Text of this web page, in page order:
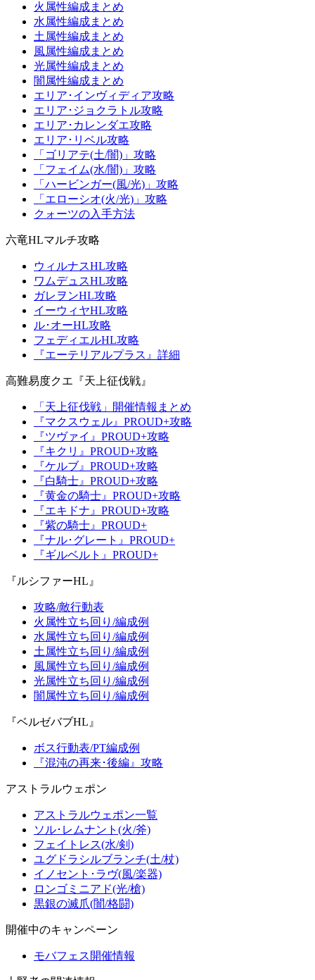
火属性編成まとめ
水属性編成まとめ
土属性編成まとめ
風属性編成まとめ
光属性編成まとめ
闇属性編成まとめ
エリア･インヴィディア攻略
エリア･ジョクラトル攻略
エリア･カレンダエ攻略
エリア･リベル攻略
「ゴリアテ(土/闇)」攻略
「フェイム(水/闇)」攻略
「ハービンガー(風/光)」攻略
「エローシオ(火/光)」攻略
クォーツの入手方法
六竜HLマルチ攻略
ウィルナスHL攻略
ワムデュスHL攻略
ガレヲンHL攻略
イーウィヤHL攻略
ル･オーHL攻略
フェディエルHL攻略
『エーテリアルプラス』詳細
高難易度クエ『天上征伐戦』
「天上征伐戦」開催情報まとめ
『マクスウェル』PROUD+攻略
『ツヴァイ』PROUD+攻略
『キクリ』PROUD+攻略
『ケルブ』PROUD+攻略
『白騎士』PROUD+攻略
『黄金の騎士』PROUD+攻略
『エキドナ』PROUD+攻略
『紫の騎士』PROUD+
『ナル･グレート』PROUD+
『ギルベルト』PROUD+
『ルシファーHL』
攻略/敵行動表
火属性立ち回り/編成例
水属性立ち回り/編成例
土属性立ち回り/編成例
風属性立ち回り/編成例
光属性立ち回り/編成例
闇属性立ち回り/編成例
『ベルゼバブHL』
ボス行動表/PT編成例
『混沌の再来･後編』攻略
アストラルウェポン
アストラルウェポン一覧
ソル･レムナント(火/斧)
フェイトレス(水/剣)
ユグドラシルブランチ(土/杖)
イノセント･ラヴ(風/楽器)
ロンゴミニアド(光/槍)
黒銀の滅爪(闇/格闘)
開催中のキャンペーン
モバフェス開催情報